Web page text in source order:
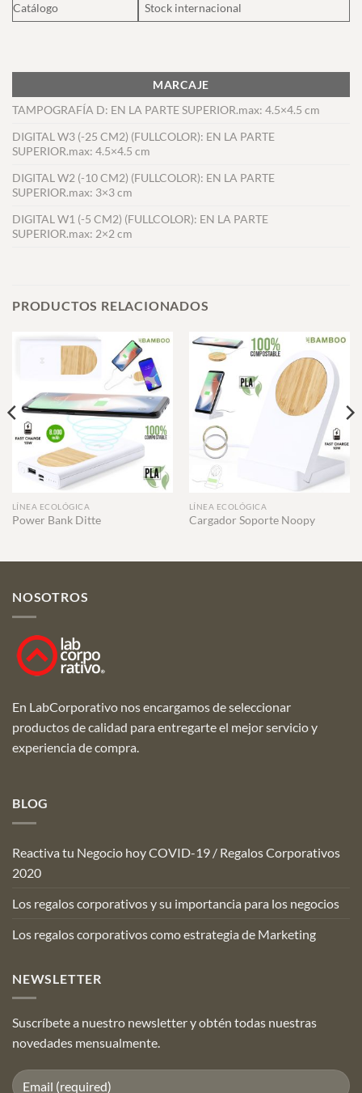
Catálogo
Stock internacional
MARCAJE
TAMPOGRAFÍA D: EN LA PARTE SUPERIOR.max: 4.5×4.5 cm
DIGITAL W3 (-25 CM2) (FULLCOLOR): EN LA PARTE
SUPERIOR.max: 4.5×4.5 cm
DIGITAL W2 (-10 CM2) (FULLCOLOR): EN LA PARTE
SUPERIOR.max: 3×3 cm
DIGITAL W1 (-5 CM2) (FULLCOLOR): EN LA PARTE
SUPERIOR.max: 2×2 cm
PRODUCTOS RELACIONADOS
LÍNEA ECOLÓGICA
Power Bank Ditte
LÍNEA ECOLÓGICA
Cargador Soporte Noopy
NOSOTROS
En LabCorporativo nos encargamos de seleccionar
productos de calidad para entregarte el mejor servicio y
experiencia de compra.
BLOG
Reactiva tu Negocio hoy COVID-19 / Regalos Corporativos
2020
Los regalos corporativos y su importancia para los negocios
Los regalos corporativos como estrategia de Marketing
NEWSLETTER
Suscríbete a nuestro newsletter y obtén todas nuestras
novedades mensualmente.